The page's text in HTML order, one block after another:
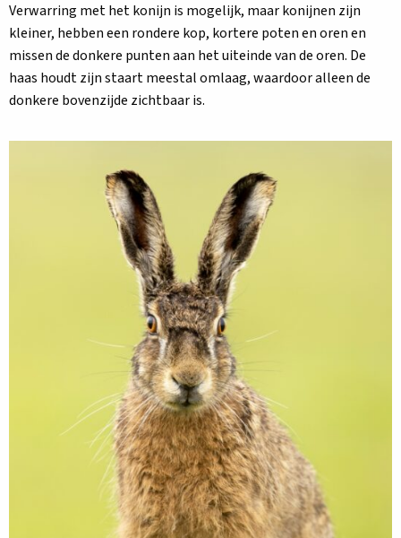
Verwarring met het konijn is mogelijk, maar konijnen zijn
kleiner, hebben een rondere kop, kortere poten en oren en
missen de donkere punten aan het uiteinde van de oren. De
haas houdt zijn staart meestal omlaag, waardoor alleen de
donkere bovenzijde zichtbaar is.